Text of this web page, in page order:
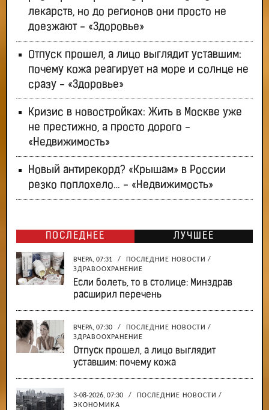
лекарств, но до регионов они просто не
доезжают - «Здоровье»
Отпуск прошел, а лицо выглядит уставшим:
почему кожа реагирует на море и солнце не
сразу - «Здоровье»
Кризис в новостройках: Жить в Москве уже
не престижно, а просто дорого -
«Недвижимость»
Новый антирекорд? «Крышам» в России
резко поплохело… - «Недвижимость»
ПОСЛЕДНЕЕ ЛУЧШЕЕ
ВЧЕРА, 07:31 / ПОСЛЕДНИЕ НОВОСТИ /
ЗДРАВООХРАНЕНИЕ
Если болеть, то в столице: Минздрав
расширил перечень
ВЧЕРА, 07:30 / ПОСЛЕДНИЕ НОВОСТИ /
ЗДРАВООХРАНЕНИЕ
Отпуск прошел, а лицо выглядит
уставшим: почему кожа
3-08-2026, 07:30 / ПОСЛЕДНИЕ НОВОСТИ /
ЭКОНОМИКА